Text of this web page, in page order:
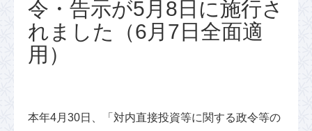
令・告示が5月8日に施行さ
れました（6月7日全面適
用）
本年4月30日、「対内直接投資等に関する政令等の